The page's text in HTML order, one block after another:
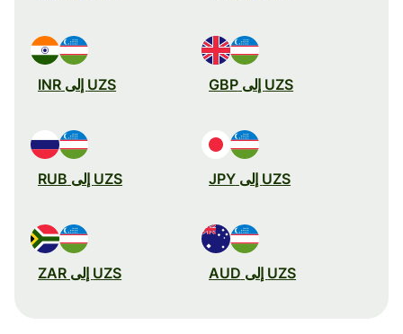
UZS إلى GBP UZS إلى INR
UZS إلى JPY UZS إلى RUB
UZS إلى AUD UZS إلى ZAR